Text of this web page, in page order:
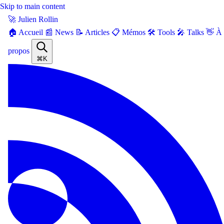
Skip to main content
🚀 Julien Rollin
🏠 Accueil 📰 News 📝 Articles 📋 Mémos 🛠️ Tools 🎤 Talks 👋 À
propos
⌘K